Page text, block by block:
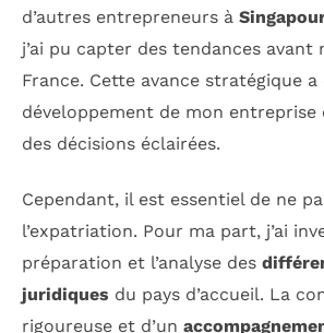
d’autres entrepreneurs à
j’ai pu capter des tendances
France. Cette avance stratégique
développement de mon
des décisions éclairées.
Cependant, il est essentiel de ne
l’expatriation. Pour ma part, j’ai
préparation et l’analyse des
juridiques du pays d’accueil. La
rigoureuse et d’un